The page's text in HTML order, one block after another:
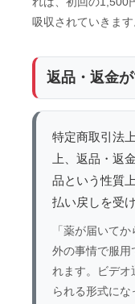
吸収されていきます
返品・返金
特定商取引法
上、返品・返
品という性質
払い戻しを受
「薬が届いて
外の事情で服用
れます。ビデオ
られる形式に